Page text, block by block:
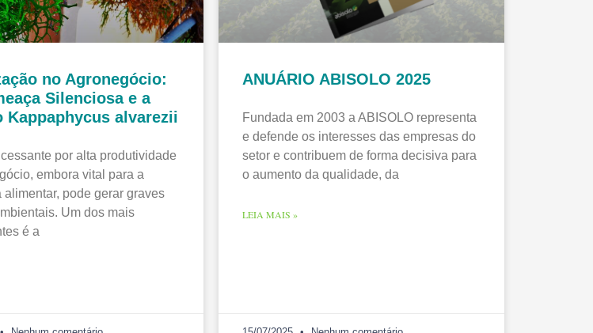
no Agronegócio:
Silenciosa e a
Kappaphycus alvarezii
por alta produtividade
embora vital para a
alimentar, pode gerar graves
Um dos mais
é a
ANUÁRIO ABISOLO 2025
Fundada em 2003 a ABISOLO representa
e defende os interesses das empresas do
setor e contribuem de forma decisiva para
o aumento da qualidade, da
LEIA MAIS »